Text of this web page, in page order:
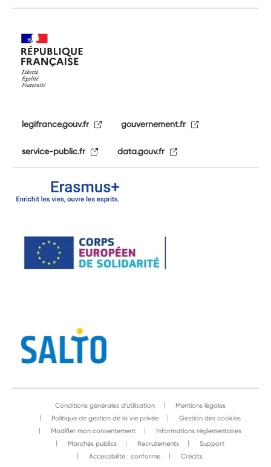
legifrance.gouv.fr gouvernement.fr
service-public.fr data.gouv.fr
Conditions générales d'utilisation
Mentions légales
Politique de gestion de la vie privée
Gestion des cookies
Modifier mon consentement
Informations réglementaires
Marchés publics
Recrutements
Support
Accessibilité : conforme
Crédits